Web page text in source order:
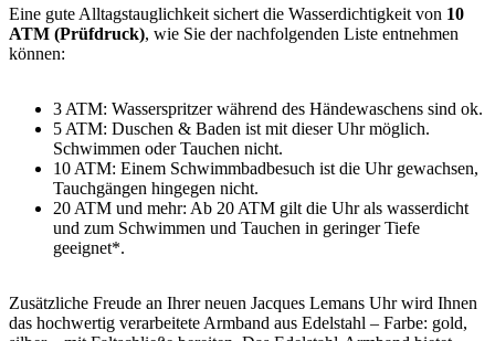
Eine gute Alltagstauglichkeit sichert die Wasserdichtigkeit von 10
ATM (Prüfdruck), wie Sie der nachfolgenden Liste entnehmen
können:
3 ATM: Wasserspritzer während des Händewaschens sind ok.
5 ATM: Duschen & Baden ist mit dieser Uhr möglich.
Schwimmen oder Tauchen nicht.
10 ATM: Einem Schwimmbadbesuch ist die Uhr gewachsen,
Tauchgängen hingegen nicht.
20 ATM und mehr: Ab 20 ATM gilt die Uhr als wasserdicht
und zum Schwimmen und Tauchen in geringer Tiefe
geeignet*.
Zusätzliche Freude an Ihrer neuen Jacques Lemans Uhr wird Ihnen
das hochwertig verarbeitete Armband aus Edelstahl – Farbe: gold,